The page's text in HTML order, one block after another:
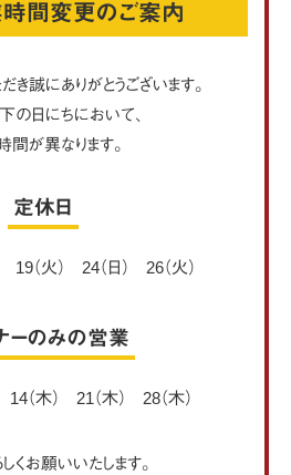
間変更のご案内
き誠にありがとうございます。
の日にちにおいて、
間が異なります。
定休日
19（火） 24（日） 26（火）
ーのみの営業
14（木） 21（木） 28（木）
くお願いいたします。